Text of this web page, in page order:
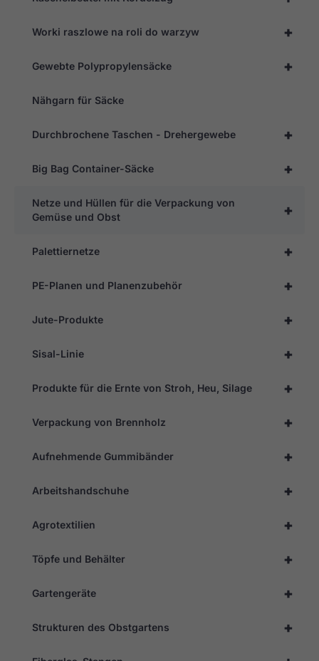
+
Worki raszlowe na roli do warzyw
+
Gewebte Polypropylensäcke
Nähgarn für Säcke
+
Durchbrochene Taschen - Drehergewebe
+
Big Bag Container-Säcke
+
Netze und Hüllen für die Verpackung von
Gemüse und Obst
+
Palettiernetze
+
PE-Planen und Planenzubehör
+
Jute-Produkte
+
Sisal-Linie
+
Produkte für die Ernte von Stroh, Heu, Silage
+
Verpackung von Brennholz
+
Aufnehmende Gummibänder
+
Arbeitshandschuhe
+
Agrotextilien
+
Töpfe und Behälter
+
Gartengeräte
+
Strukturen des Obstgartens